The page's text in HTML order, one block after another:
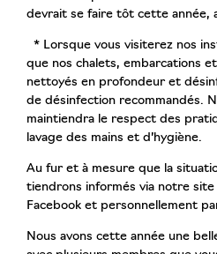
devrait se faire tôt cette année,
* Lorsque vous visiterez nos
que nos chalets, embarcations
nettoyés en profondeur et
de désinfection recommandés.
maintiendra le respect des
lavage des mains et d’hygiène.
Au fur et à mesure que la
tiendrons informés via notre
Facebook et personnellement
Nous avons cette année une